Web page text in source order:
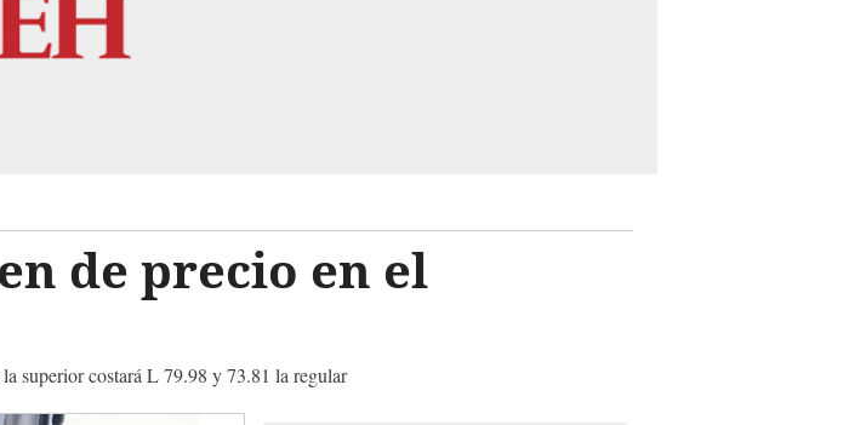
de precio en el
superior costará L 79.98 y 73.81 la regular